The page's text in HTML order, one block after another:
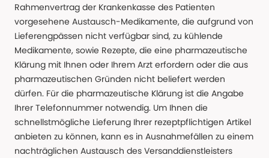
Rahmenvertrag der Krankenkasse des Patienten
vorgesehene Austausch-Medikamente, die aufgrund von
Lieferengpässen nicht verfügbar sind, zu kühlende
Medikamente, sowie Rezepte, die eine pharmazeutische
Klärung mit Ihnen oder Ihrem Arzt erfordern oder die aus
pharmazeutischen Gründen nicht beliefert werden
dürfen. Für die pharmazeutische Klärung ist die Angabe
Ihrer Telefonnummer notwendig. Um Ihnen die
schnellstmögliche Lieferung Ihrer rezeptpflichtigen Artikel
anbieten zu können, kann es in Ausnahmefällen zu einem
nachträglichen Austausch des Versanddienstleisters